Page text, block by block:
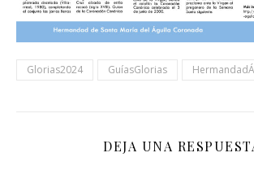
Glorias2024 GuíasGlorias
DEJA UNA